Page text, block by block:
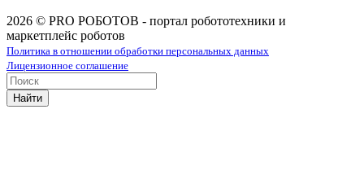
2026 © PRO РОБОТОВ - портал робототехники и
маркетплейс роботов
Политика в отношении обработки персональных данных
Лицензионное соглашение
Найти